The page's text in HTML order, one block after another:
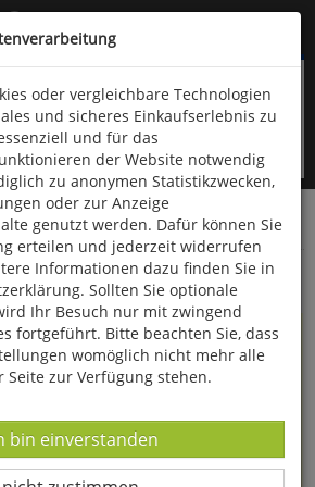
Seite überspringen
(06766) 9323-960
Gesundheit
- Gesunde Schilddrüse
oder vergleichbare Technologien
und sicheres Einkaufserlebnis zu
und für das
der Website notwendig
zu anonymen Statistikzwecken,
oder zur Anzeige
genutzt werden. Dafür können Sie
erteilen und jederzeit widerrufen
Informationen dazu finden Sie in
Sollten Sie optionale
Ihr Besuch nur mit zwingend
fortgeführt. Bitte beachten Sie, dass
womöglich nicht mehr alle
Seite zur Verfügung stehen.
-
bin einverstanden